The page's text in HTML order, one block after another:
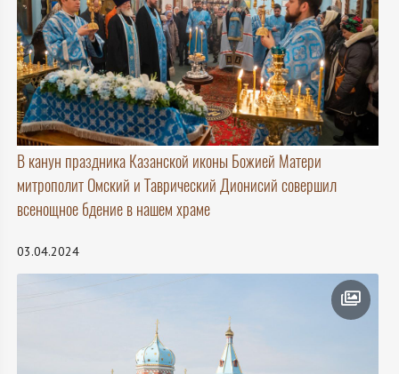
В канун праздника Казанской иконы Божией Матери
митрополит Омский и Таврический Дионисий совершил
всенощное бдение в нашем храме
03.04.2024